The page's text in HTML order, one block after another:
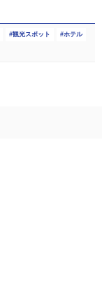
観光スポット ホテル